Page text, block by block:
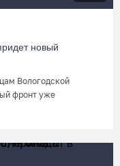
новый
Вологодской
фронт уже